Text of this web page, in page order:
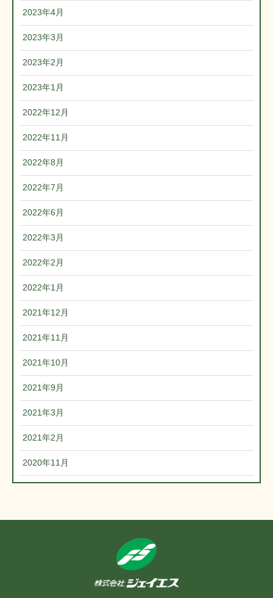
2023年4月
2023年3月
2023年2月
2023年1月
2022年12月
2022年11月
2022年8月
2022年7月
2022年6月
2022年3月
2022年2月
2022年1月
2021年12月
2021年11月
2021年10月
2021年9月
2021年3月
2021年2月
2020年11月